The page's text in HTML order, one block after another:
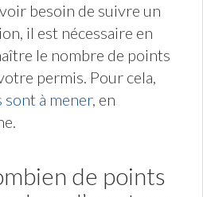
besoin de suivre un
il est nécessaire en
le nombre de points
permis. Pour cela,
sont à mener, en
de points